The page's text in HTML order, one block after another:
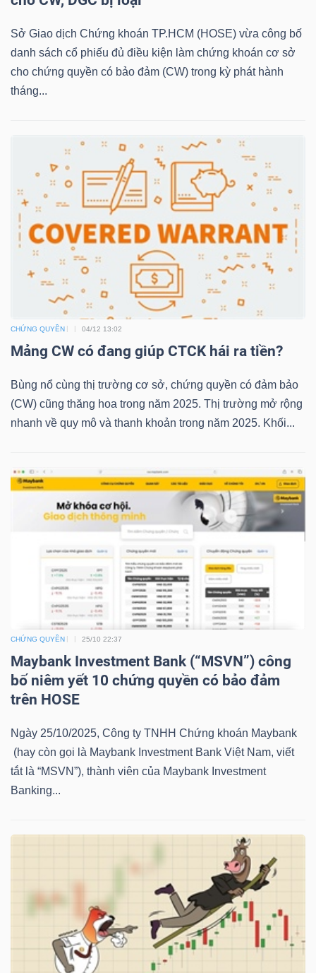
Sở Giao dịch Chứng khoán TP.HCM (HOSE) vừa công bố
danh sách cổ phiếu đủ điều kiện làm chứng khoán cơ sở
cho chứng quyền có bảo đảm (CW) trong kỳ phát hành
tháng...
CHỨNG QUYỀN 04/12 13:02
Mảng CW có đang giúp CTCK hái ra tiền?
Bùng nổ cùng thị trường cơ sở, chứng quyền có đảm bảo
(CW) cũng thăng hoa trong năm 2025. Thị trường mở rộng
nhanh về quy mô và thanh khoản trong năm 2025. Khối...
CHỨNG QUYỀN 25/10 22:37
Maybank Investment Bank (“MSVN”) công
bố niêm yết 10 chứng quyền có bảo đảm
trên HOSE
Ngày 25/10/2025, Công ty TNHH Chứng khoán Maybank
(hay còn gọi là Maybank Investment Bank Việt Nam, viết
tắt là “MSVN”), thành viên của Maybank Investment
Banking...
PHIẾU
CÔNG
ĐẦU
TƯ
DỮ
LIỆU
Ngành
(-)
NĂNG
LƯỢNG
NGUYÊN
VẬT
LIỆU
CÔNG
KHÔNG
THIẾT